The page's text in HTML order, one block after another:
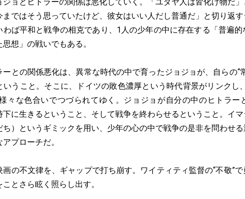
まではそう思っていたけど、彼女はいい人だし普通だ」と切り返
わば平和と戦争の相克であり、1人の少年の中に存在する「普遍
想」の戦いでもある。
との関係悪化は、異常な時代の中で育ったジョジョが、自らの“
いうこと。そこに、ドイツの敗色濃厚という時代背景がリンクし
々な色合いでつづられてゆく。ジョジョが自分の中のヒトラー
下に生きるということ、そして戦争を終わらせるということ。イ
ち）というギミックを用い、少年の心の中で戦争の是非を問わせ
プローチだ。
の不文律を、ギャップで打ち崩す。ワイティティ監督の“不敬”
とさら眩く照らし出す。